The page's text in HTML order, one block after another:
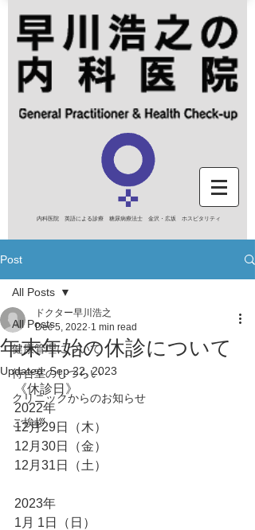
内科医院 英語による診療 糖尿病療法士 金沢・広坂 ホスピタリティ
Post
All Posts
健康管理について
待合室のしつらい
クリニックからのお知らせ
ご挨拶
All Posts
年末年始の休診について
ドクター早川浩之
Dec 5, 2022 1 min read
Updated:Sep 22, 2023
《休診日》
2022年
12月29日（木）
12月30日（金）
12月31日（土）
2023年
1月 1日（日）